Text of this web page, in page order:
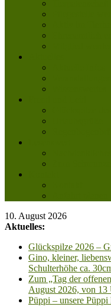
10. August 2026
Aktuelles:
Glückspilze 2026 –
Gino, kleiner,
Schulterhöhe ca.
Zum „Tag der
August 2026, von
Püppi – unsere